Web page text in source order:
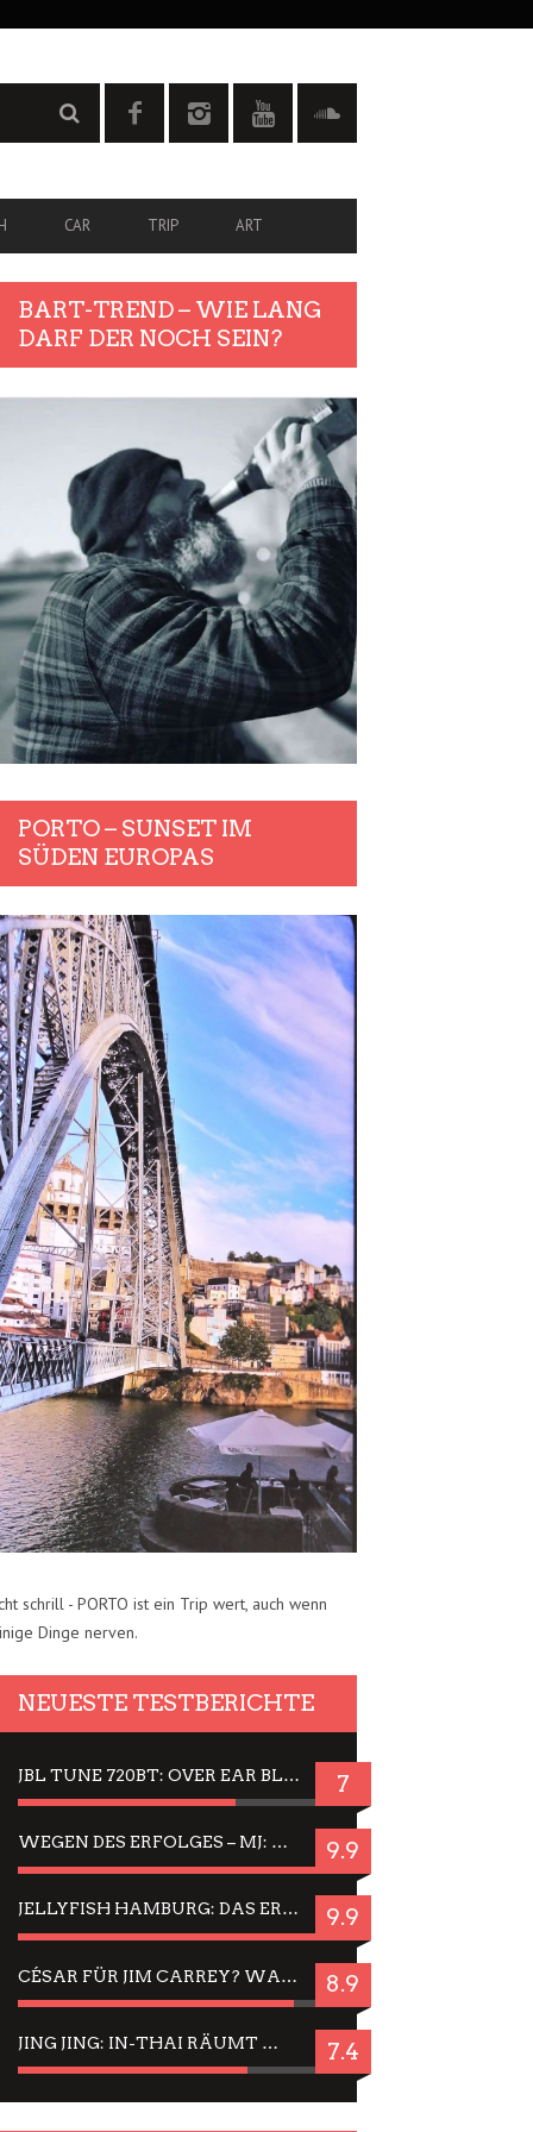
CAR TRIP ART
BART-TREND – WIE LANG
DARF DER NOCH SEIN?
PORTO – SUNSET IM
SÜDEN EUROPAS
schrill - PORTO ist ein Trip wert, auch wenn
Dinge nerven.
NEUESTE TESTBERICHTE
JBL TUNE 720BT: OVER EAR BLUETOOTH KOPFHÖRER UM DIE 50,-€ IM DAUER-TEST 7
WEGEN DES ERFOLGES – MJ: MICHAEL JACKSON MUSICAL IN EINER MATINEE SEHEN 9.9
JELLYFISH HAMBURG: DAS ERFOLGREICHE SOMMER-MENÜ 2025 IN GEFÜHLEN UND BILDERN 9.9
CÉSAR FÜR JIM CARREY? WARUM DAS EINER DER NERVIGSTEN ACTORS IST UND BLEIBT 8.9
JING JING: IN-THAI RÄUMT WIEDER TITEL AB – EIN ZWEI-STUNDEN-ERLEBNISBERICHT 7.4